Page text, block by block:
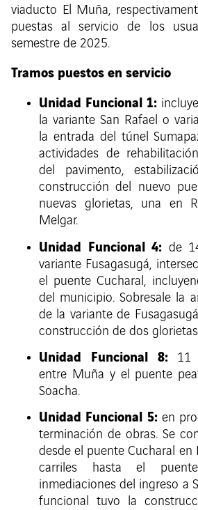
viaducto El Muña,
puestas al servicio de los
semestre de 2025.
Tramos puestos en servicio
Unidad Funcional 1:
la variante San Rafael o
la entrada del túnel
actividades de
del pavimento,
construcción del nuevo
nuevas glorietas, una en
Melgar.
Unidad Funcional 4: de
variante Fusagasugá,
el puente Cucharal,
del municipio. Sobresale la
de la variante de
construcción de dos
Unidad Funcional 8:
11
entre Muña y el puente
Soacha.
Unidad Funcional 5: en
terminación de obras. Se
desde el puente Cucharal en
carriles hasta el
inmediaciones del ingreso a
funcional tuvo la